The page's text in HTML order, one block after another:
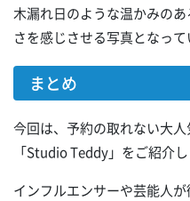
木漏れ日のような温かみの
さを感じさせる写真となって
まとめ
今回は、予約の取れない大
「Studio Teddy」をご紹介し
インフルエンサーや芸能人